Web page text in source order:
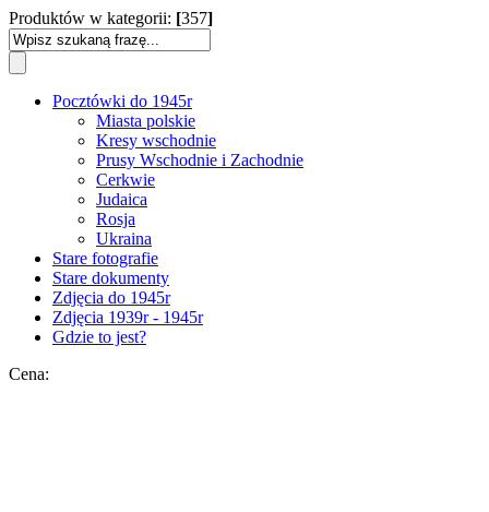
Produktów w kategorii: [357]
Pocztówki do 1945r
Miasta polskie
Kresy wschodnie
Prusy Wschodnie i Zachodnie
Cerkwie
Judaica
Rosja
Ukraina
Stare fotografie
Stare dokumenty
Zdjęcia do 1945r
Zdjęcia 1939r - 1945r
Gdzie to jest?
Cena: